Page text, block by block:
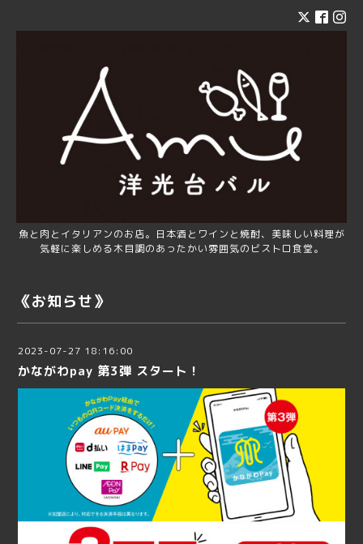
魚と肉とイタリアンのお店。日本酒とワインと焼酎、美味しい料理が
気軽に楽しめる木目調のあったかい雰囲気のビストロ食堂。
《お知らせ》
2023-07-27 18:16:00
かながわpay 第3弾 スタート！